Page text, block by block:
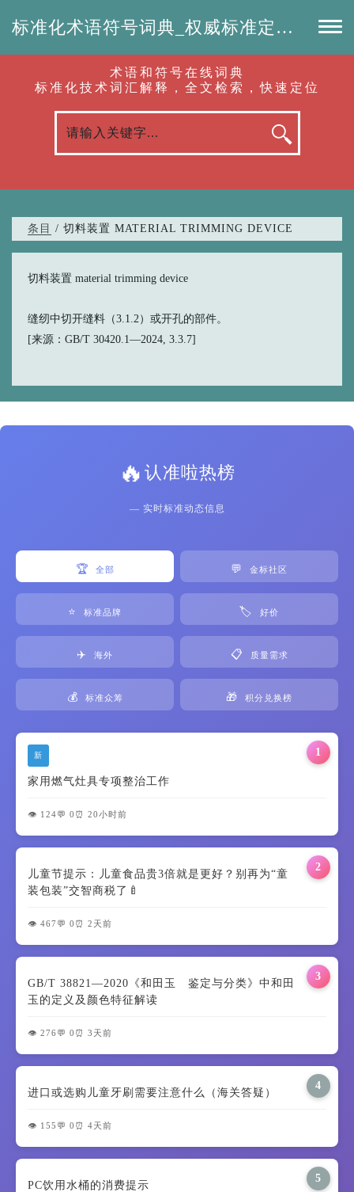
标准化术语符号词典_权威标准定义_专业词汇查询-认准啦（RenZhunLa.com）
术语和符号在线词典
标准化技术词汇解释，全文检索，快速定位
条目 / 切料装置 MATERIAL TRIMMING DEVICE
切料装置 material trimming device
缝纫中切开缝料（3.1.2）或开孔的部件。
[来源：GB/T 30420.1—2024, 3.3.7]
🔥认准啦热榜
— 实时标准动态信息
🏆 全部 💬 金标社区
⭐ 标准品牌 🏷️ 好价
✈️ 海外 📋 质量需求
💰 标准众筹 🎁 积分兑换榜
1
新
家用燃气灶具专项整治工作
👁️ 124💬 0 ⏰ 20小时前
2
儿童节提示：儿童食品贵3倍就是更好？别再为“童
装包装”交智商税了🍼
👁️ 467 💬 0 ⏰ 2天前
3
GB/T 38821—2020《和田玉 鉴定与分类》中和田
玉的定义及颜色特征解读
👁️ 276 💬 0 ⏰ 3天前
4
进口或选购儿童牙刷需要注意什么（海关答疑）
👁️ 155 💬 0 ⏰ 4天前
5
PC饮用水桶的消费提示